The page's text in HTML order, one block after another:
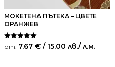
МОКЕТЕНА ПЪТЕКА – ЦВЕТЕ
ОРАНЖЕВ
Оценено на
5.00
от: 7.67 € / 15.00 лв./ л.м.